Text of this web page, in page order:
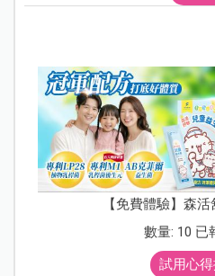
【免費體驗】森
數量: 10 已
試用心